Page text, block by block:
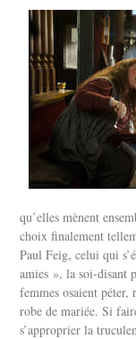
qu’elles mènent
choix finalement
Paul Feig, celui qui
amies », la soi-disant
femmes osaient
robe de mariée. Si
s’approprier la